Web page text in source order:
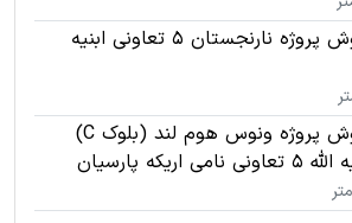
پیش فروش پروژه نارنجستان 5 تعاونی ابنیه
پیش فروش پروژه ونوس هوم لند (بلوک C)
اریکه پارسیان